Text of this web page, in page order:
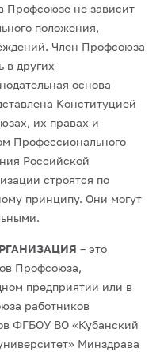
Профсоюзе не зависит
положения,
Член Профсоюза
в других
основа
Конституцией
их правах и
Профессионального
Российской
строятся по
принципу. Они могут
– это
Профсоюза,
предприятии или в
работников
ФГБОУ ВО «Кубанский
Минздрава